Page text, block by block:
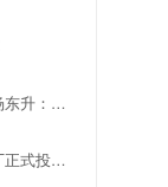
《澳洲金融评论报》专访杨东升：把电动化矿山方案推向全球
首座！徐工海外新能源工厂正式投产！